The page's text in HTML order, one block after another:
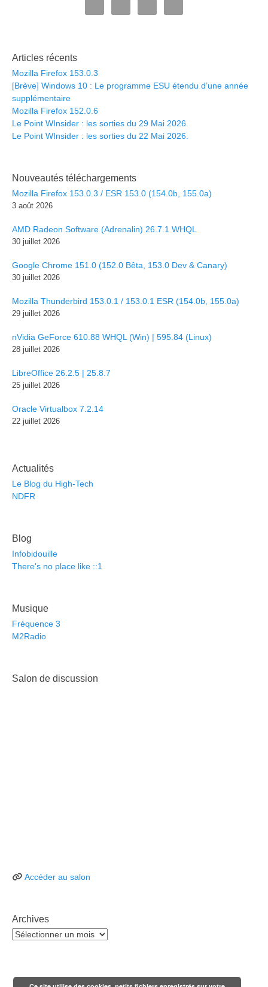
Articles récents
Mozilla Firefox 153.0.3
[Brève] Windows 10 : Le programme ESU étendu d’une année
supplémentaire
Mozilla Firefox 152.0.6
Le Point WInsider : les sorties du 29 Mai 2026.
Le Point WInsider : les sorties du 22 Mai 2026.
Nouveautés téléchargements
Mozilla Firefox 153.0.3 / ESR 153.0 (154.0b, 155.0a)
3 août 2026
AMD Radeon Software (Adrenalin) 26.7.1 WHQL
30 juillet 2026
Google Chrome 151.0 (152.0 Bêta, 153.0 Dev & Canary)
30 juillet 2026
Mozilla Thunderbird 153.0.1 / 153.0.1 ESR (154.0b, 155.0a)
29 juillet 2026
nVidia GeForce 610.88 WHQL (Win) | 595.84 (Linux)
28 juillet 2026
LibreOffice 26.2.5 | 25.8.7
25 juillet 2026
Oracle Virtualbox 7.2.14
22 juillet 2026
Actualités
Le Blog du High-Tech
NDFR
Blog
Infobidouille
There's no place like ::1
Musique
Fréquence 3
M2Radio
Salon de discussion
Accéder au salon
Archives
Archives